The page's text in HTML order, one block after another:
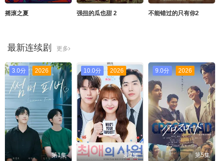
摇滚之夏 强扭的瓜也甜 2 不能错过的只有你2
最新连续剧 更多
3.0分 2026
第1集
10.0分 2026
第2集
9.0分 2026
第5集